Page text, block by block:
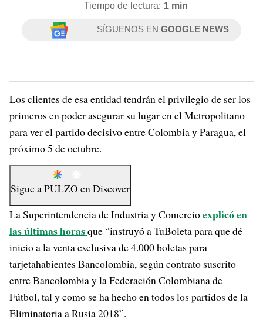
Tiempo de lectura: 1 min
SÍGUENOS ENGOOGLE NEWS
Los clientes de esa entidad tendrán el privilegio de ser los
primeros en poder asegurar su lugar en el Metropolitano
para ver el partido decisivo entre Colombia y Paragua, el
próximo 5 de octubre.
Sigue aPULZO enDiscover
La Superintendencia de Industria y Comercioexplicó en
las últimas horasque “instruyó a TuBoleta para que dé
inicio a la venta exclusiva de 4.000 boletas para
tarjetahabientes Bancolombia, según contrato suscrito
entre Bancolombia y la Federación Colombiana de
Fútbol, tal y como se ha hecho en todos los partidos de la
Eliminatoria a Rusia 2018”.